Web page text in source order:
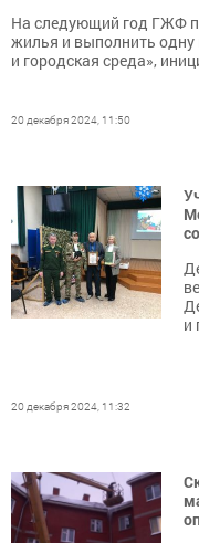
На следующий год ГЖФ
жилья и выполнить одну
и городская среда»,
20 декабря 2024, 11:50
и
20 декабря 2024, 11:32